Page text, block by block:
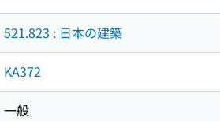
521.823 : 日本の建築
KA372
一般